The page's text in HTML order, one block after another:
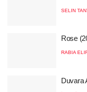
SELIN
Rose
RABIA
Duvara